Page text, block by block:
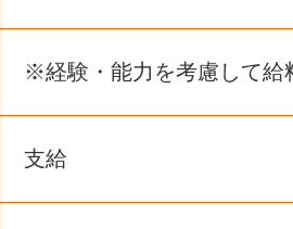
※経験・能力を考慮して給
支給